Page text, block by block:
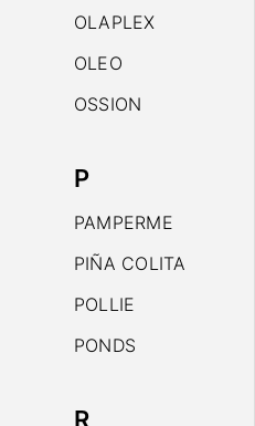
OLAPLEX
OLEO
OSSION
P
PAMPERME
PIÑA COLITA
POLLIE
PONDS
R